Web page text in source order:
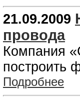
21.09.2009
провода
Компания
построить
Подробнее